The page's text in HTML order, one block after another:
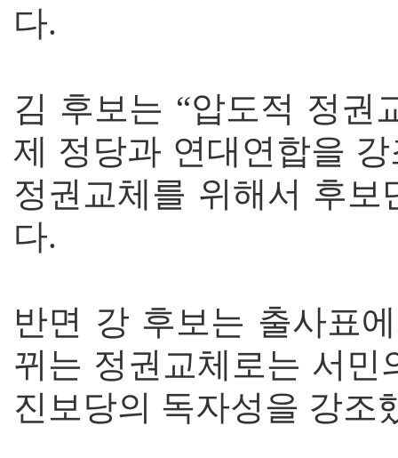
다.
김 후보는 “압도적 정권
제 정당과 연대연합을
정권교체를 위해서 후
다.
반면 강 후보는 출사표
뀌는 정권교체로는 서민
진보당의 독자성을 강조